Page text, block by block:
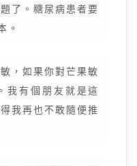
了。糖尿病患者要
。
，如果你對芒果敏
我有個朋友就是這
我再也不敢隨便推